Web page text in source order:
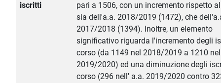
iscritti
pari a 1506, con un incremento rispetto
sia dell'a.a. 2018/2019 (1472), che
2017/2018 (1394). Inoltre, un elemento
significativo riguarda l'incremento degli
corso (da 1149 nel 2018/2019 a 1210 nel
2019/2020) ed una diminuzione degli
corso (296 nell' a.a. 2019/2020 contro